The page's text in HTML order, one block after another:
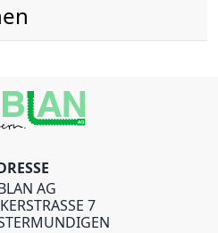
AG
7